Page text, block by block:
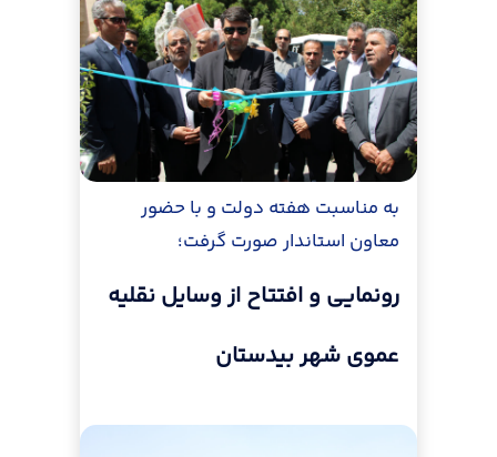
به مناسبت هفته دولت و با حضور
معاون استاندار صورت گرفت؛
رونمایی و افتتاح از وسایل نقلیه
عموی شهر بیدستان